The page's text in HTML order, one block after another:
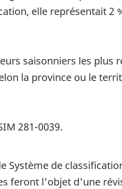
elle représentait 2
saisonniers les plus
la province ou le
281-0039.
Système de
feront l'objet d'une